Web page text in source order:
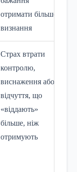
отримати більше
визнання
Страх втрати
контролю,
виснаження або
відчуття, що
«віддають»
більше, ніж
отримують